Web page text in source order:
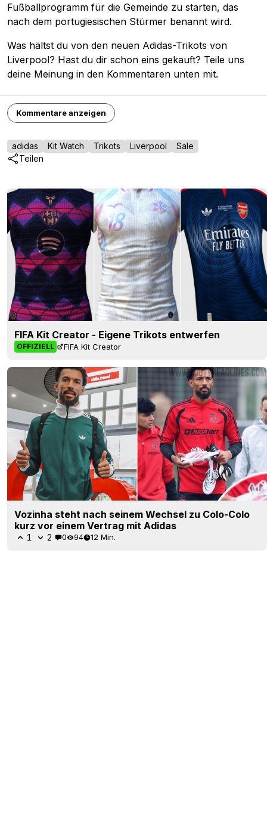
Fußballprogramm für die Gemeinde zu starten, das
nach dem portugiesischen Stürmer benannt wird.
Was hältst du von den neuen Adidas-Trikots von
Liverpool? Hast du dir schon eins gekauft? Teile uns
deine Meinung in den Kommentaren unten mit.
Kommentare anzeigen
adidas Kit Watch Trikots Liverpool
Sale
Teilen
FIFA Kit Creator - Eigene Trikots entwerfen
OFFIZIELL FIFA Kit Creator
Vozinha steht nach seinem Wechsel zu Colo-Colo
kurz vor einem Vertrag mit Adidas
1 2 0 94 12 Min.